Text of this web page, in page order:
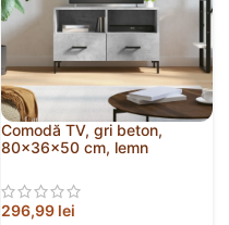
Comodă TV, gri beton,
80x36x50 cm, lemn
296,99 lei